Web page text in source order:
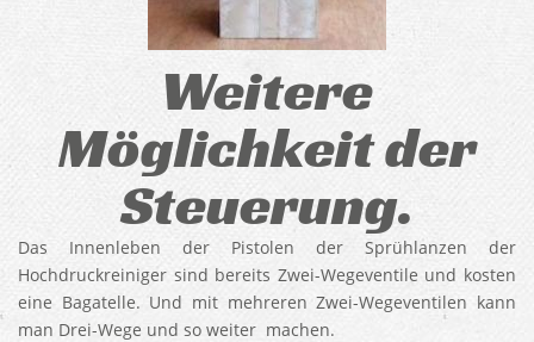
Weitere
Möglichkeit der
Steuerung.
Das Innenleben der Pistolen der Sprühlanzen der
Hochdruckreiniger sind bereits Zwei-Wegeventile und kosten
eine Bagatelle. Und mit mehreren Zwei-Wegeventilen kann
man Drei-Wege und so weiter machen.